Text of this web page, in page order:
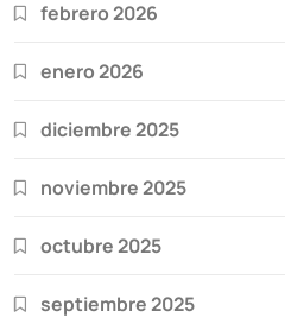
febrero 2026
enero 2026
diciembre 2025
noviembre 2025
octubre 2025
septiembre 2025